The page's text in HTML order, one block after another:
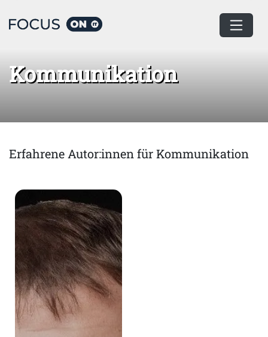
Home Kommunikation
Kommunikation
Erfahrene Autor:innen für Kommunikation